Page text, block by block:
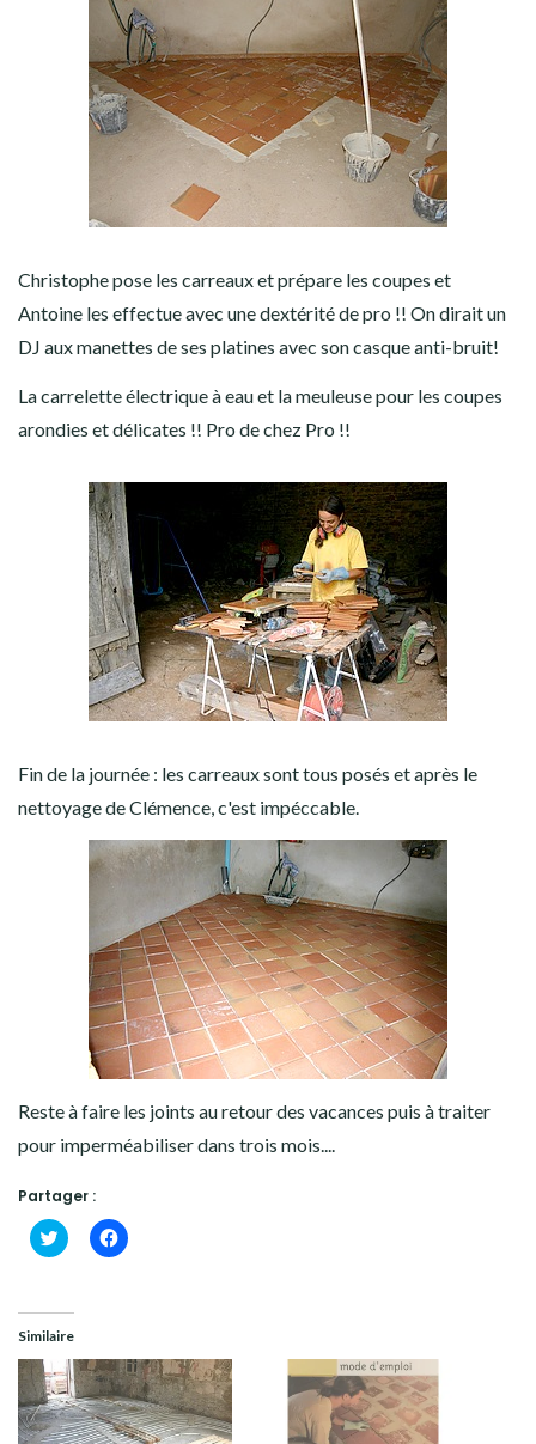
Christophe pose les carreaux et prépare les coupes et
Antoine les effectue avec une dextérité de pro !! On dirait un
DJ aux manettes de ses platines avec son casque anti-bruit!
La carrelette électrique à eau et la meuleuse pour les coupes
arondies et délicates !! Pro de chez Pro !!
Fin de la journée : les carreaux sont tous posés et après le
nettoyage de Clémence, c'est impéccable.
Reste à faire les joints au retour des vacances puis à traiter
pour imperméabiliser dans trois mois....
Partager :
Cliquez
pour
dans
nouvelle
fenêtre)
Cliquez
pour
fenêtre)
Similaire